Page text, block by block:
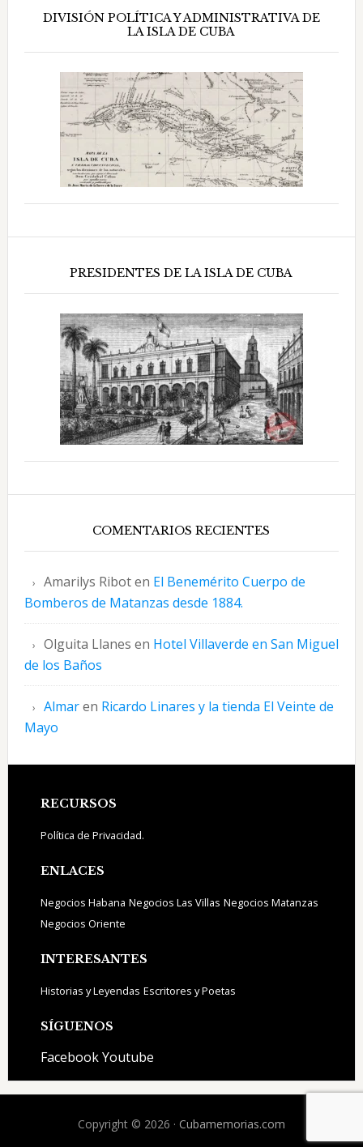
DIVISIÓN POLÍTICA Y ADMINISTRATIVA DE
LA ISLA DE CUBA
PRESIDENTES DE LA ISLA DE CUBA
COMENTARIOS RECIENTES
Amarilys Riboten El Benemérito Cuerpo de
Bomberos de Matanzas desde 1884.
Olguita Llanes en Hotel Villaverde en San Miguel
de los Baños
Almaren Ricardo Linares y la tienda El Veinte de
Mayo
Footer
RECURSOS
Política de Privacidad.
ENLACES
Negocios Habana Negocios Las Villas Negocios Matanzas
Negocios Oriente
INTERESANTES
Historias y Leyendas Escritores y Poetas
SÍGUENOS
FacebookYoutube
Copyright © 2026 · Cubamemorias.com